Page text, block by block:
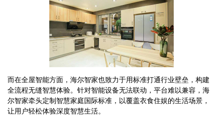
而在全屋智能方面，海尔智家也致力于用标准打通行业壁垒，构建
全流程无缝智慧体验。针对智能设备无法联动，平台难以兼容，海
尔智家牵头定制智慧家庭国际标准，以覆盖衣食住娱的生活场景，
让用户轻松体验深度智慧生活。